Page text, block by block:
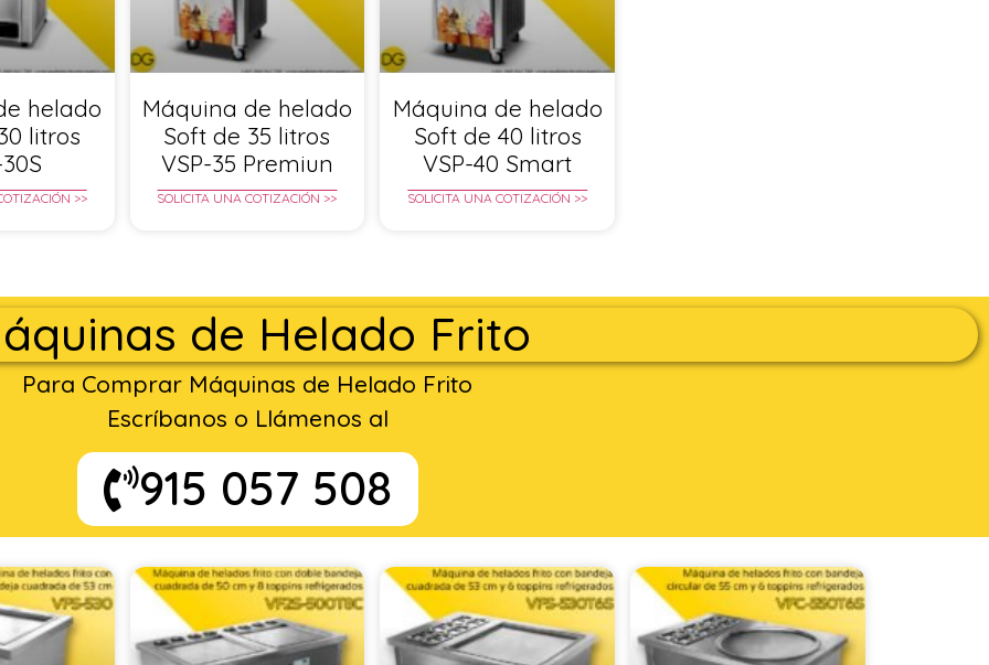
helado
litros
>>
Máquina de helado
Soft de 35 litros
VSP-35 Premiun
SOLICITA UNA COTIZACIÓN >>
Máquina de helado
Soft de 40 litros
VSP-40 Smart
SOLICITA UNA COTIZACIÓN >>
de Helado Frito
Para Comprar Máquinas de Helado Frito
Escríbanos o Llámenos al
915 057 508